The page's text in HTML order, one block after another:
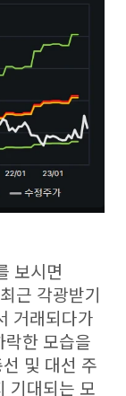
보시면
근 각광받기
거래되다가
한 모습을
및 대선 주
기대되는 모